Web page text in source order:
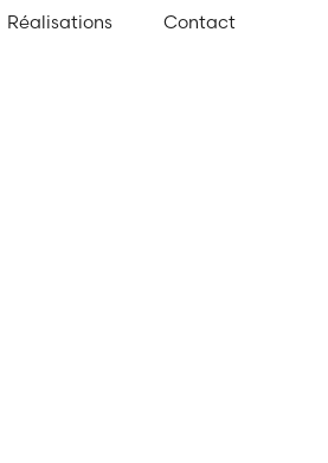
Réalisations Contact